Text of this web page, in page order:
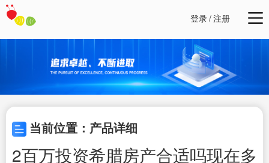
登录/注册
当前位置：产品详细
2百万投资希腊房产合适吗现在多